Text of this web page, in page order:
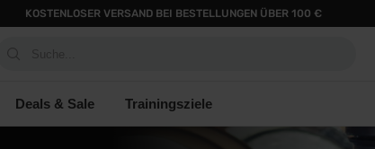
KOSTENLOSER VERSAND BEI BESTELLUNGEN ÜBER 100 €
Deals & Sale Trainingsziele